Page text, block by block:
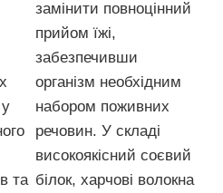
та
замінити повноцінний
прийом їжі,
забезпечивши
організм необхідним
набором поживних
речовин. У складі
високоякісний соєвий
білок, харчові волокна